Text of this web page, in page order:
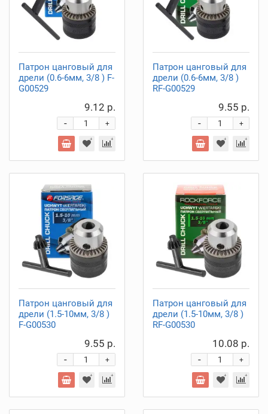
Патрон цанговый для
дрели (0.6-6мм, 3/8 ) F-
G00529
9.12 р.
+
-
Патрон цанговый для
дрели (0.6-6мм, 3/8 )
RF-G00529
9.55 р.
+
-
Патрон цанговый для
дрели (1.5-10мм, 3/8 )
F-G00530
9.55 р.
+
-
Патрон цанговый для
дрели (1.5-10мм, 3/8 )
RF-G00530
10.08 р.
+
-